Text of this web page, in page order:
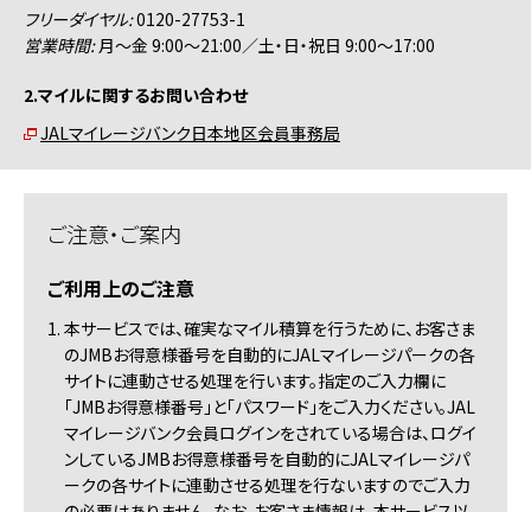
フリーダイヤル:0120-27753-1
営業時間:月～金 9:00～21:00／土・日・祝日 9:00～17:00
2.マイルに関するお問い合わせ
JALマイレージバンク日本地区会員事務局
ご注意・ご案内
ご利用上のご注意
1. 本サービスでは、確実なマイル積算を行うために、お客さま
のJMBお得意様番号を自動的にJALマイレージパークの各
サイトに連動させる処理を行います。指定のご入力欄に
「JMBお得意様番号」と「パスワード」をご入力ください。JAL
マイレージバンク会員ログインをされている場合は、ログイ
ンしているJMBお得意様番号を自動的にJALマイレージパ
ークの各サイトに連動させる処理を行ないますのでご入力